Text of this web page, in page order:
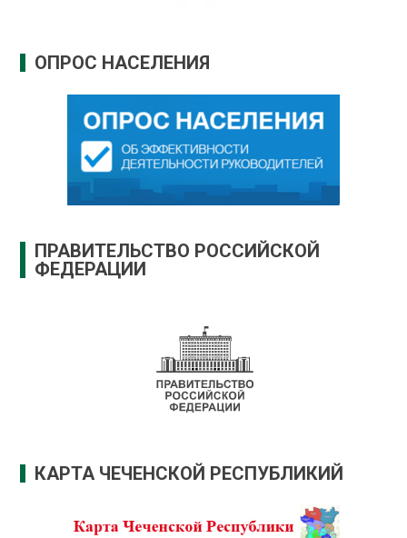
ОПРОС НАСЕЛЕНИЯ
ПРАВИТЕЛЬСТВО РОССИЙСКОЙ
ФЕДЕРАЦИИ
КАРТА ЧЕЧЕНСКОЙ РЕСПУБЛИКИЙ